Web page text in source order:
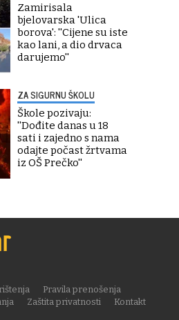
Zamirisala
bjelovarska 'Ulica
borova': ''Cijene su iste
kao lani, a dio drvaca
darujemo''
ZA SIGURNU ŠKOLU
Škole pozivaju:
''Dođite danas u 18
sati i zajedno s nama
odajte počast žrtvama
iz OŠ Prečko''
Pravila prenošenja
Zaštita privatnosti
Kontakt